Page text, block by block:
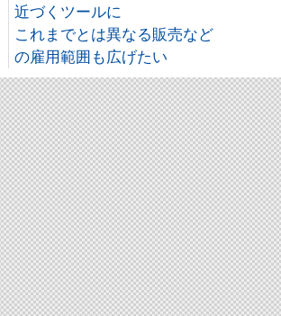
近づくツールに
これまでとは異なる販売など
の雇用範囲も広げたい